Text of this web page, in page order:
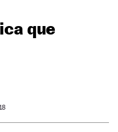
que